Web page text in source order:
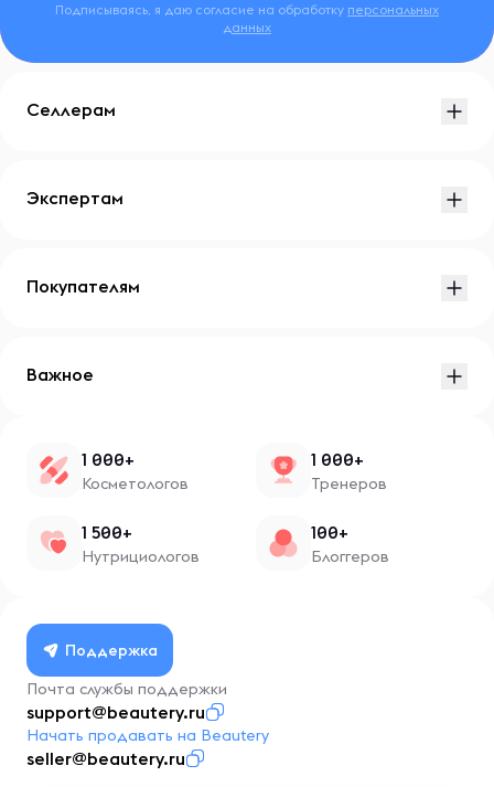
Подписываясь, я даю согласие на обработку персональных
данных
Селлерам
Экспертам
Покупателям
Важное
1 000+
Косметологов
1 000+
Тренеров
1 500+
Нутрициологов
100+
Блоггеров
Поддержка
Почта службы поддержки
support@beautery.ru
Начать продавать на Beautery
seller@beautery.ru